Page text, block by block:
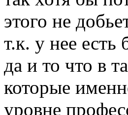
этого не
т.к. у нее
да и то что в
которые
уровне